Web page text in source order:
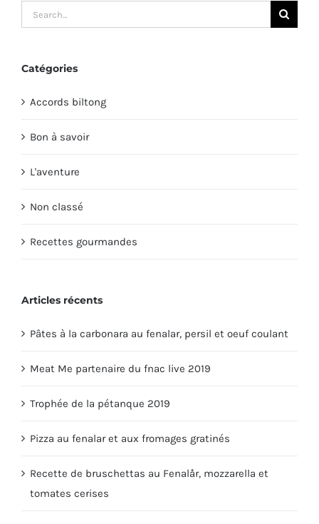
Search
for:
Catégories
Accords biltong
Bon à savoir
L'aventure
Non classé
Recettes gourmandes
Articles récents
Pâtes à la carbonara au fenalar, persil et oeuf coulant
Meat Me partenaire du fnac live 2019
Trophée de la pétanque 2019
Pizza au fenalar et aux fromages gratinés
Recette de bruschettas au Fenalår, mozzarella et
tomates cerises